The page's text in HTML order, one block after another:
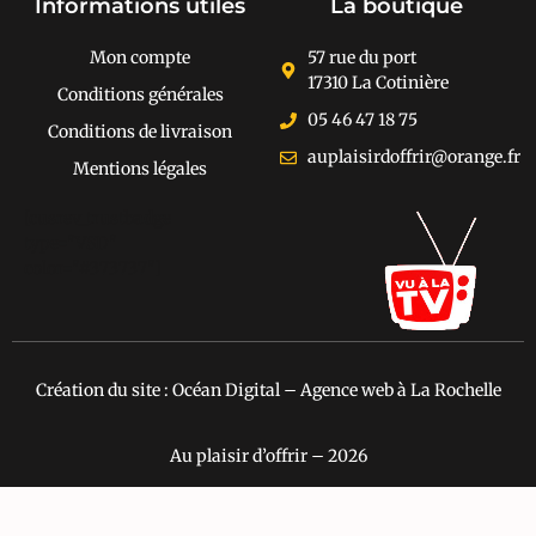
Informations utiles
Mon compte
Conditions générales
Conditions de livraison
Mentions légales
La boutique
57 rue du port
17310 La Cotinière
05 46 47 18 75
auplaisirdoffrir@orange.fr
Création du site : Océan Digital – Agence web à La Rochelle
Au plaisir d’offrir – 2026